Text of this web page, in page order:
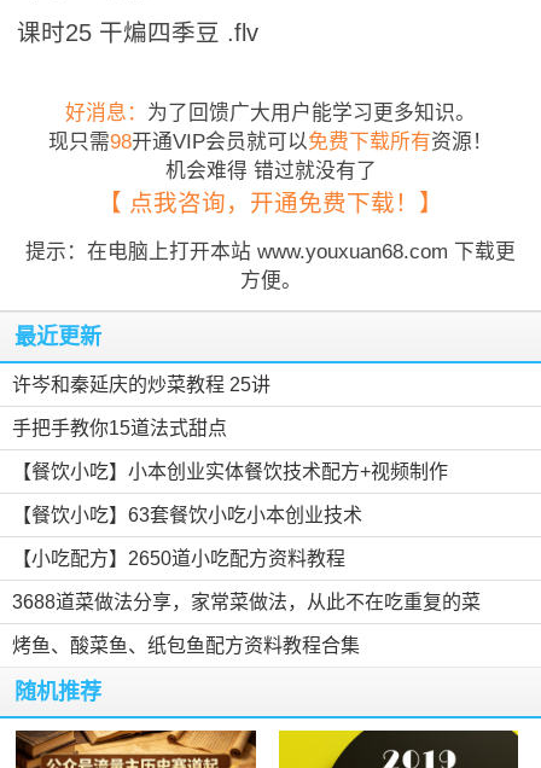
课时25 干煸四季豆 .flv
好消息： 为了回馈广大用户能学习更多知识。
现只需98开通VIP会员就可以免费下载所有资源！
机会难得 错过就没有了
【 点我咨询，开通免费下载！】
提示：在电脑上打开本站 www.youxuan68.com 下载更
方便。
最近更新
许岑和秦延庆的炒菜教程 25讲
手把手教你15道法式甜点
【餐饮小吃】小本创业实体餐饮技术配方+视频制作
【餐饮小吃】63套餐饮小吃小本创业技术
【小吃配方】2650道小吃配方资料教程
3688道菜做法分享，家常菜做法，从此不在吃重复的菜
烤鱼、酸菜鱼、纸包鱼配方资料教程合集
随机推荐